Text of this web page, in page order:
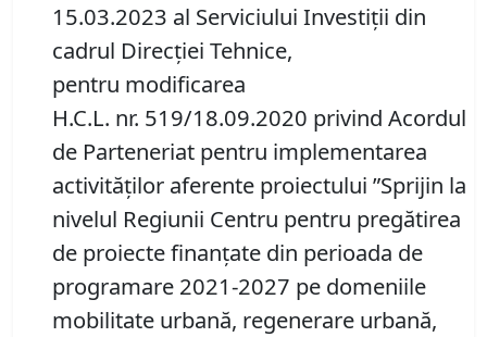
15.03.2023 al Serviciului Investiții din
cadrul Direcției Tehnice,
pentru modificarea
H.C.L. nr. 519/18.09.2020 privind Acordul
de Parteneriat pentru implementarea
activităților aferente proiectului ”Sprijin la
nivelul Regiunii Centru pentru pregătirea
de proiecte finanțate din perioada de
programare 2021-2027 pe domeniile
mobilitate urbană, regenerare urbană,